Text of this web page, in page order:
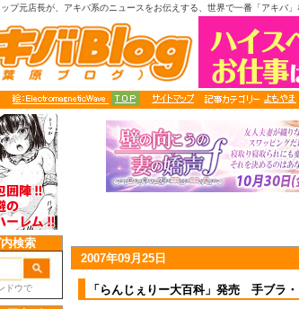
プ元店長が、アキバ系のニュースをお伝えする、世界で一番「アキバ」
2007年09月25日
「らんじぇりー大百科」発売 手ブラ